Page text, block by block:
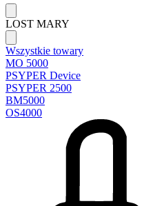
LOST MARY
Wszystkie towary
MO 5000
PSYPER Device
PSYPER 2500
BM5000
OS4000